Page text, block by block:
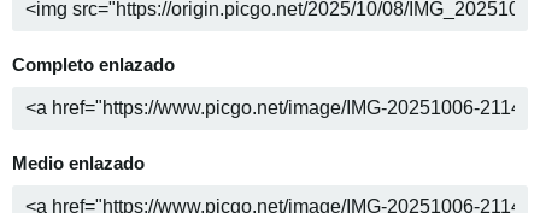
Completo enlazado
Medio enlazado